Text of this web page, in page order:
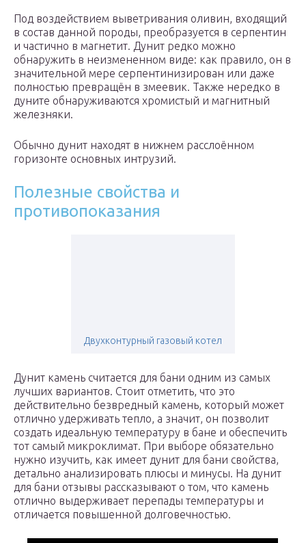
Под воздействием выветривания оливин, входящий
в состав данной породы, преобразуется в серпентин
и частично в магнетит. Дунит редко можно
обнаружить в неизмененном виде: как правило, он в
значительной мере серпентинизирован или даже
полностью превращён в змеевик. Также нередко в
дуните обнаруживаются хромистый и магнитный
железняки.
Обычно дунит находят в нижнем расслоённом
горизонте основных интрузий.
Полезные свойства и
противопоказания
Двухконтурный газовый котел
Дунит камень считается для бани одним из самых
лучших вариантов. Стоит отметить, что это
действительно безвредный камень, который может
отлично удерживать тепло, а значит, он позволит
создать идеальную температуру в бане и обеспечить
тот самый микроклимат. При выборе обязательно
нужно изучить, как имеет дунит для бани свойства,
детально анализировать плюсы и минусы. На дунит
для бани отзывы рассказывают о том, что камень
отлично выдерживает перепады температуры и
отличается повышенной долговечностью.